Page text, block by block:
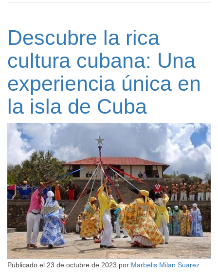
Descubre la rica
cultura cubana: Una
experiencia única en
la isla de Cuba
Publicado el 23 de octubre de 2023 por Marbelis Milan Suarez